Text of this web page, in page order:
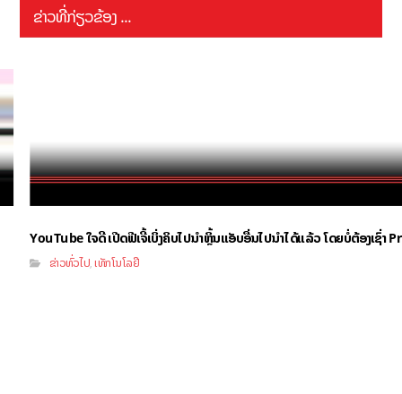
ຂ່າວທີ່ກ່ຽວຂ້ອງ ...
YouTube ໃຈດີ ເປີດຟີເຈີ້ເບິ່ງຄິບໄປນຳຫຼິ້ນແອັບອື່ນໄປນຳໄດ້ແລ້ວ ໂດຍບໍ່ຕ້ອງເຊົ່າ
ຂ່າວທົ່ວໄປ,ເທັກໂນໂລຢີ